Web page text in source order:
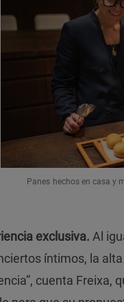
Panes hechos en casa y
exclusiva. Al
íntimos, la
cuenta Freixa,